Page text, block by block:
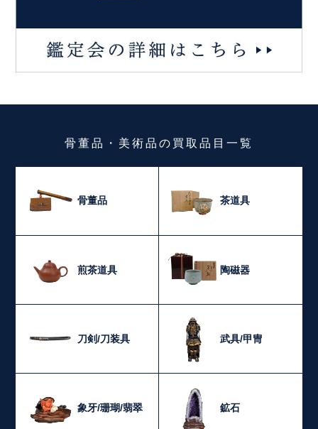
骨董品・美術品の買取品目一覧
骨董品 茶道具
煎茶道具 陶磁器
刀剣/刀装具 武具/甲冑
象牙/珊瑚/翡翠 鉱石